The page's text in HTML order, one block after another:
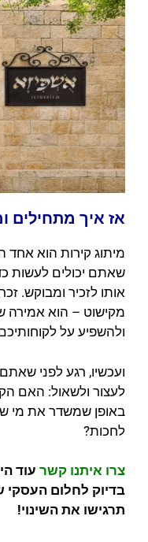
אז איך
מיתוג קירות הוא אחד
שאתם יכולים לעשות
אותו לזכיר ומבוקש.
מקישוט – הוא
ולהשפיע על
ועכשיו, רגע לפני
לעצור ולשאול: האם
באופן שמשדר את מי
לחכות?
צרו איתנו קשרעוד
בדיוק לחלום
תרגישו את השינוי!